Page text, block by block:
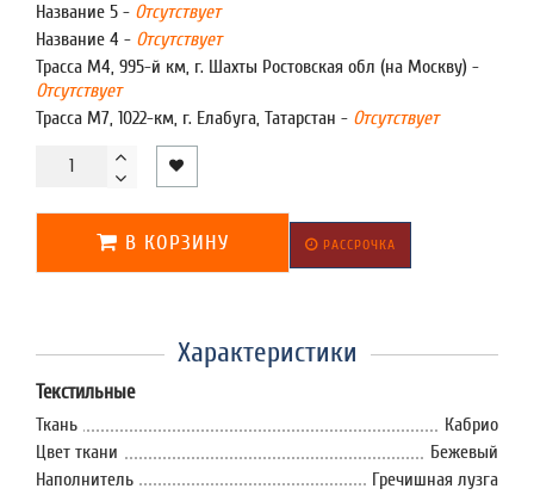
Название 5 - Отсутствует
Название 4 - Отсутствует
Трасса М4, 995-й км, г. Шахты Ростовская обл (на Москву) -
Отсутствует
Трасса М7, 1022-км, г. Елабуга, Татарстан - Отсутствует
В КОРЗИНУ РАССРОЧКА
Характеристики
Текстильные
Ткань
Кабрио
Цвет ткани
Бежевый
Наполнитель
Гречишная лузга